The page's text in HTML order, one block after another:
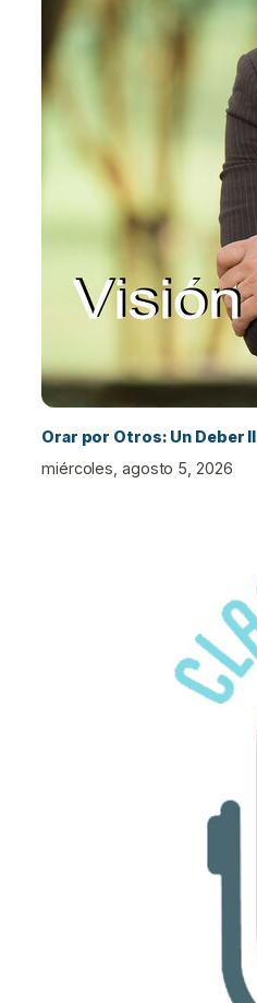
Orar por Otros: Un Deber II
miércoles, agosto 5, 2026